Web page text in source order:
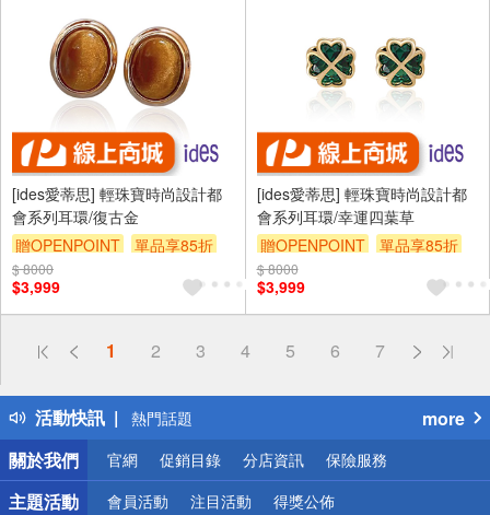
[ides愛蒂思] 輕珠寶時尚設計都
會系列耳環/復古金
贈OPENPOINT
單品享85折
$ 8000
$3,999
[ides愛蒂思] 輕珠寶時尚設計都
會系列耳環/幸運四葉草
贈OPENPOINT
單品享85折
$ 8000
$3,999
1 2 3 4 5 6 7
活動快訊
偏遠地區配送
得獎公告
熱門話題
銀行優惠
偏遠地區配送
詐騙網頁！請小心！
more
關於我們
官網 促銷目錄 分店資訊 保險服務
主題活動 會員活動 注目活動 得獎公佈